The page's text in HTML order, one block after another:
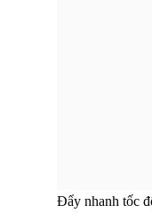
Đẩy nhanh tốc